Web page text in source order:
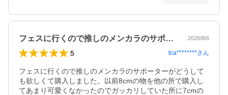
フェスに行くので推しのメンカラのサポー… 2026/8/6
5 tca********さん
フェスに行くので推しのメンカラのサポーターがどうして
も欲しくて購入しました。以前8cmの物を他の所で購入し
てあまり可愛くなかったのでガッカリしていた所に7cmの